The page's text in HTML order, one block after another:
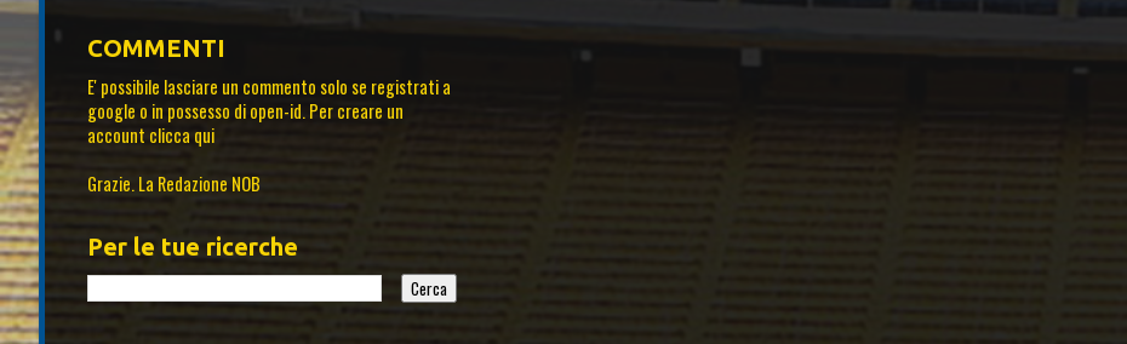
COMMENTI
E' possibile lasciare un commento solo se registrati a
google o in possesso di open-id. Per creare un
account clicca qui
Grazie. La Redazione NOB
Per le tue ricerche